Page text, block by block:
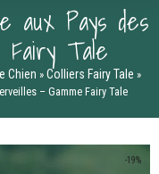
aux Pays des
Fairy Tale
Chien » Colliers Fairy Tale »
– Gamme Fairy Tale
-19%